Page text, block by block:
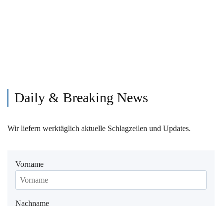
Daily & Breaking News
Wir liefern werktäglich aktuelle Schlagzeilen und Updates.
Vorname
Nachname